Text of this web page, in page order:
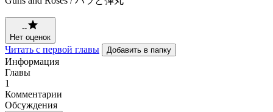
--
Нет оценок
Читать с первой главы Добавить в папку
Информация
Главы
1
Комментарии
Обсуждения